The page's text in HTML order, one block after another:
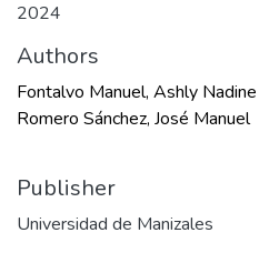
2024
Authors
Fontalvo Manuel, Ashly Nadine
Romero Sánchez, José Manuel
Publisher
Universidad de Manizales